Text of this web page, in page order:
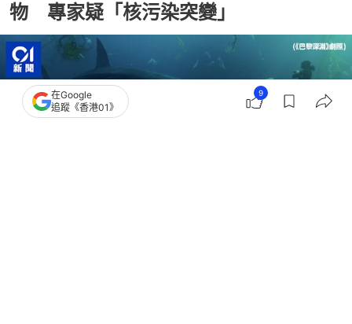
物 專家疑「核污染突變」
在Google
追蹤《香港01》
9